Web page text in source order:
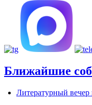
Ближайшие
Литературный